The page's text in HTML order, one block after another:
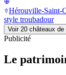
Hérouville-Saint-
style troubadour
Voir 20 châteaux de
Publicité
Le